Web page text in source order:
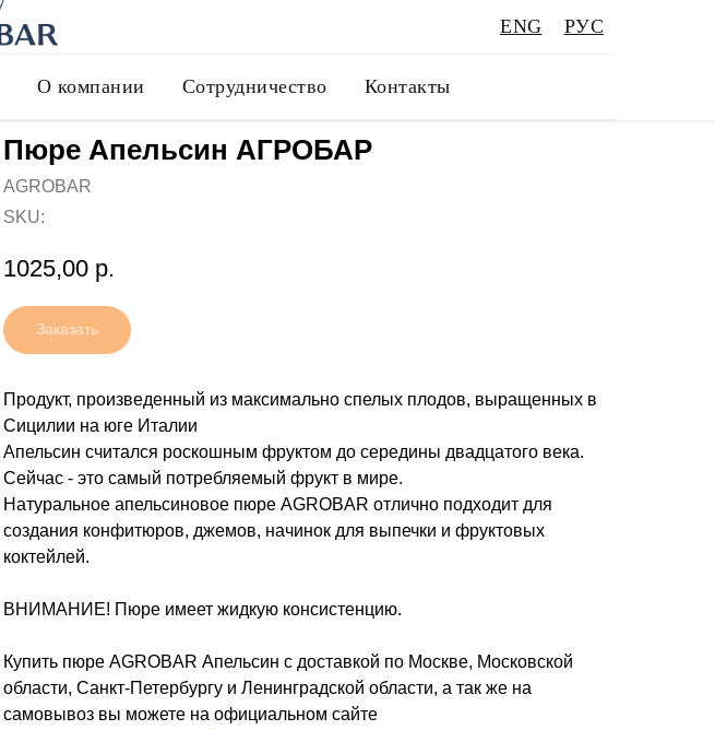
ENG РУС
О компании Сотрудничество Контакты
Пюре Апельсин АГРОБАР
AGROBAR
SKU:
1025,00 р.
Заказать
Продукт, произведенный из максимально спелых плодов, выращенных в
Сицилии на юге Италии
Апельсин считался роскошным фруктом до середины двадцатого века.
Сейчас - это самый потребляемый фрукт в мире.
Натуральное апельсиновое пюре AGROBAR отлично подходит для
создания конфитюров, джемов, начинок для выпечки и фруктовых
коктейлей.
ВНИМАНИЕ! Пюре имеет жидкую консистенцию.
Купить пюре AGROBAR Апельсин с доставкой по Москве, Московской
области, Санкт-Петербургу и Ленинградской области, а так же на
самовывоз вы можете на официальном сайте